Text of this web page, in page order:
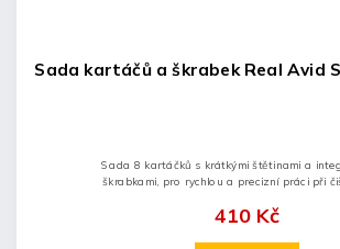
Sada kartáčů a škrabek Real Avid
410 Kč
Sada 8 kartáčků s krátkými štětinami a
škrabkami, pro rychlou a precizní práci při
poskytují...